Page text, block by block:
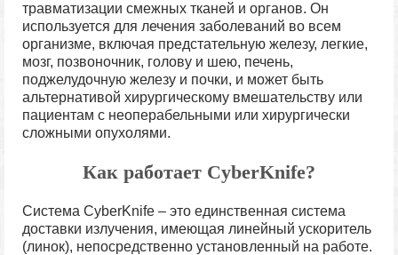
травматизации смежных тканей и органов. Он
используется для лечения заболеваний во всем
организме, включая предстательную железу, легкие,
мозг, позвоночник, голову и шею, печень,
поджелудочную железу и почки, и может быть
альтернативой хирургическому вмешательству или
пациентам с неоперабельными или хирургически
сложными опухолями.
Как работает CyberKnife?
Система CyberKnife – это единственная система
доставки излучения, имеющая линейный ускоритель
(линок), непосредственно установленный на работе.